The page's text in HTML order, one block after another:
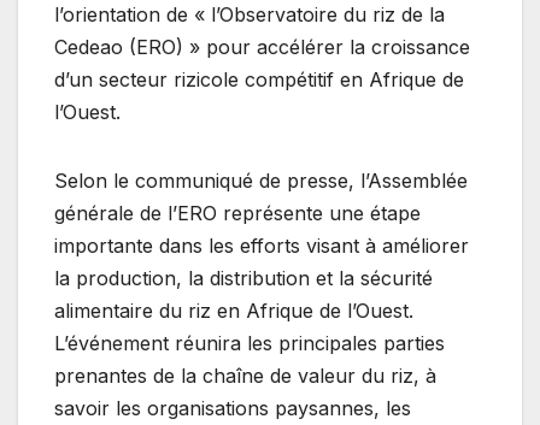
l’orientation de « l’Observatoire du riz de la
Cedeao (ERO) » pour accélérer la croissance
d’un secteur rizicole compétitif en Afrique de
l’Ouest.
Selon le communiqué de presse, l’Assemblée
générale de l’ERO représente une étape
importante dans les efforts visant à améliorer
la production, la distribution et la sécurité
alimentaire du riz en Afrique de l’Ouest.
L’événement réunira les principales parties
prenantes de la chaîne de valeur du riz, à
savoir les organisations paysannes, les